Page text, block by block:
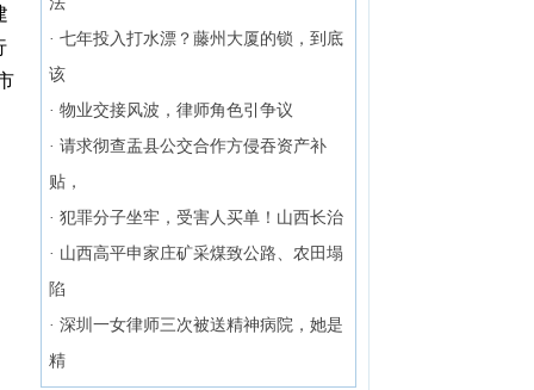
· 七年投入打水漂？藤州大厦的锁，到底
该
· 物业交接风波，律师角色引争议
· 请求彻查盂县公交合作方侵吞资产补
贴，
· 犯罪分子坐牢，受害人买单！山西长治
· 山西高平申家庄矿采煤致公路、农田塌
陷
· 深圳一女律师三次被送精神病院，她是
精